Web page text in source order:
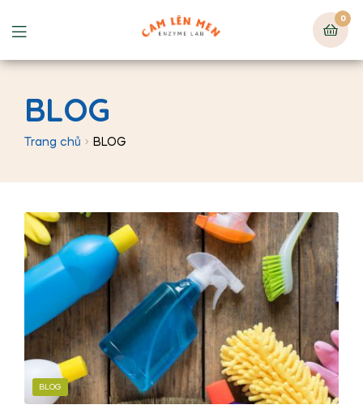
0
BLOG
Trang chủ BLOG
BLOG